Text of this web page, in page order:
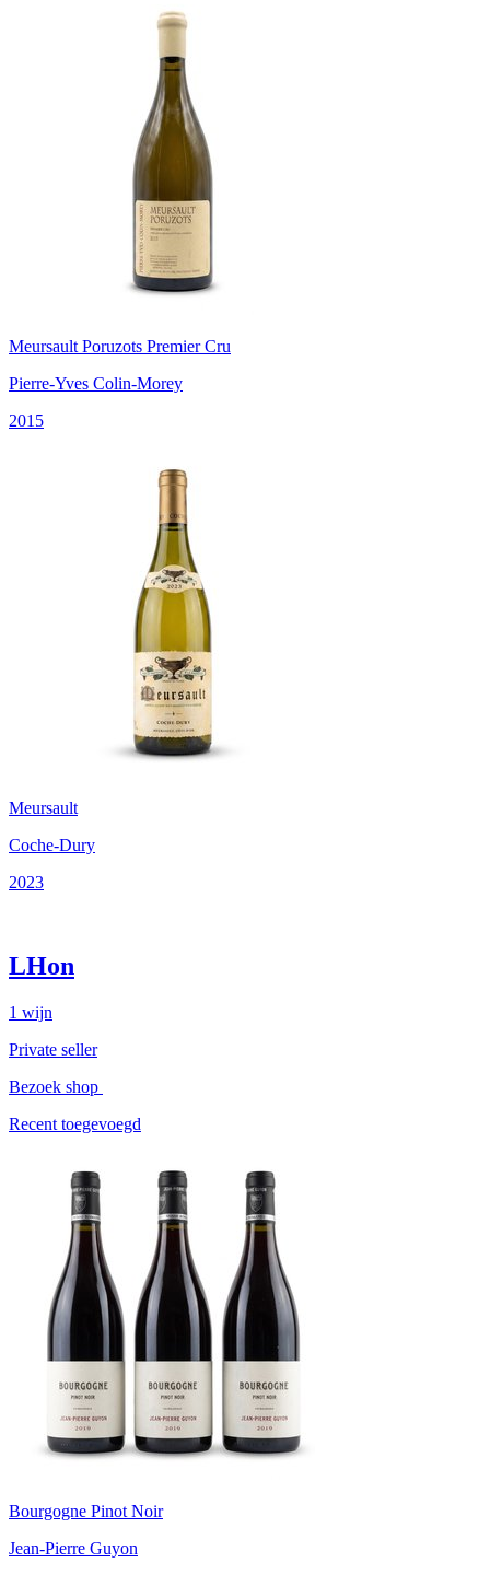
Meursault Poruzots Premier Cru
Pierre-Yves Colin-Morey
2015
Meursault
Coche-Dury
2023
LHon
1 wijn
Private seller
Bezoek shop
Recent toegevoegd
Bourgogne Pinot Noir
Jean-Pierre Guyon